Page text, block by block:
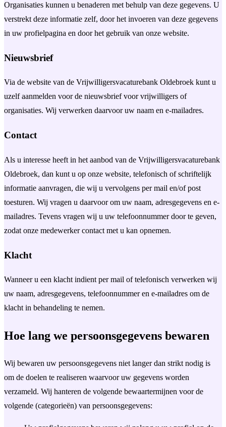
Organisaties kunnen u benaderen met behulp van deze gegevens. U
verstrekt deze informatie zelf, door het invoeren van deze gegevens
in uw profielpagina en door het gebruik van onze website.
Nieuwsbrief
Via de website van de Vrijwilligersvacaturebank Oldebroek kunt u
uzelf aanmelden voor de nieuwsbrief voor vrijwilligers of
organisaties. Wij verwerken daarvoor uw naam en e-mailadres.
Contact
Als u interesse heeft in het aanbod van de Vrijwilligersvacaturebank
Oldebroek, dan kunt u op onze website, telefonisch of schriftelijk
informatie aanvragen, die wij u vervolgens per mail en/of post
toesturen. Wij vragen u daarvoor om uw naam, adresgegevens en e-
mailadres. Tevens vragen wij u uw telefoonnummer door te geven,
zodat onze medewerker contact met u kan opnemen.
Klacht
Wanneer u een klacht indient per mail of telefonisch verwerken wij
uw naam, adresgegevens, telefoonnummer en e-mailadres om de
klacht in behandeling te nemen.
Hoe lang we persoonsgegevens bewaren
Wij bewaren uw persoonsgegevens niet langer dan strikt nodig is
om de doelen te realiseren waarvoor uw gegevens worden
verzameld. Wij hanteren de volgende bewaartermijnen voor de
volgende (categorieën) van persoonsgegevens: